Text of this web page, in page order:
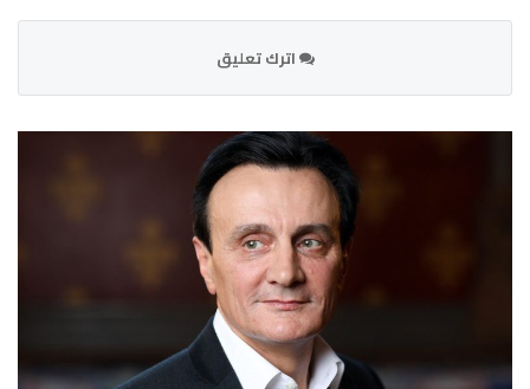
اترك تعليق